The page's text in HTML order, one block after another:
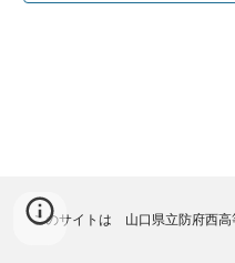
このサイトは 山口県立防府西高